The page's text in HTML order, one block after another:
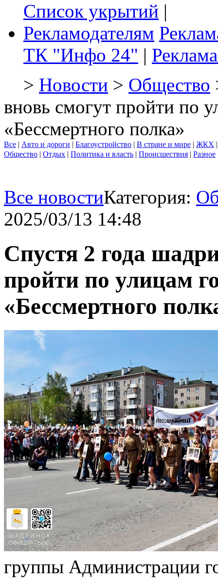
Список укрытий |
Рекламодателям
ТК "Инфо 24" |
> Новости > Общество
вновь смогут пройти по
«Бессмертного полка»
Все | Авто и дороги | Благоустройство | В стране и мире | ЖКХ
Общество | Отдых | Политика и власть | Происшествия | Разное
Все новостиКатегория:
2025/03/13 14:48
Спустя 2 года
пройти по улицам
«Бессмертного
группы Администрации